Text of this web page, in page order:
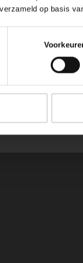
op basis
en blijf op de